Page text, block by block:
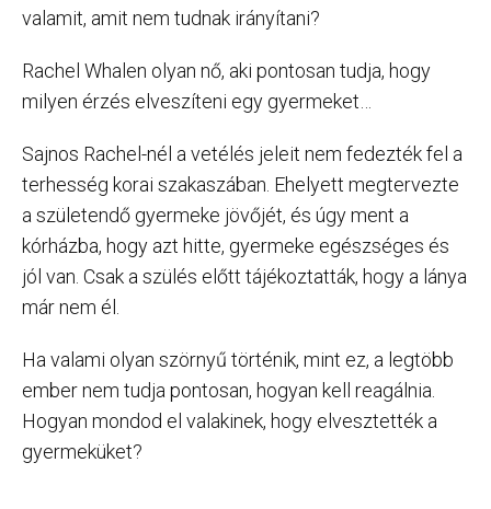
valamit, amit nem tudnak irányítani?
Rachel Whalen olyan nő, aki pontosan tudja, hogy
milyen érzés elveszíteni egy gyermeket…
Sajnos Rachel-nél a vetélés jeleit nem fedezték fel a
terhesség korai szakaszában. Ehelyett megtervezte
a születendő gyermeke jövőjét, és úgy ment a
kórházba, hogy azt hitte, gyermeke egészséges és
jól van. Csak a szülés előtt tájékoztatták, hogy a lánya
már nem él.
Ha valami olyan szörnyű történik, mint ez, a legtöbb
ember nem tudja pontosan, hogyan kell reagálnia.
Hogyan mondod el valakinek, hogy elvesztették a
gyermeküket?